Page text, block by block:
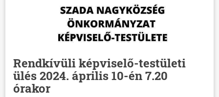
Rendkívüli képviselő-testületi
ülés 2024. április 10-én 7.20
órakor